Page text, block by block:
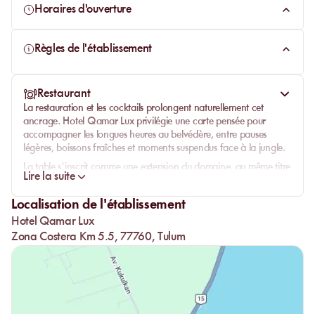
Horaires d'ouverture
Règles de l'établissement
Restaurant
La restauration et les cocktails prolongent naturellement cet
ancrage. Hotel Qamar Luxprivilégie une carte pensée pour
accompagner les longues heures au belvédère, entre pauses
légères, boissons fraîches et moments suspendus face à la jungle.
La table s’inscrit comme une extension du domaine, au même titre
que la piscine ou les terrasses, avec une continuité entre épure,
détente et horizon végétal.
Cette attention portée aux détails renforce le positionnement du
lieu comme adresse design et non simple accès piscine.
Lire la suite
Localisation de l'établissement
Hotel Qamar Lux
Zona Costera Km 5.5, 77760, Tulum